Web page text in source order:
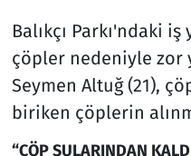
Balıkçı Parkı'ndaki
çöpler nedeniyle zor
Seymen Altuğ (21),
biriken çöplerin
“ÇÖP SULARINDAN